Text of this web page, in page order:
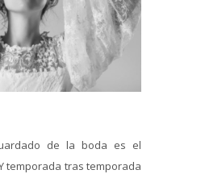
de la boda es el
temporada tras temporada